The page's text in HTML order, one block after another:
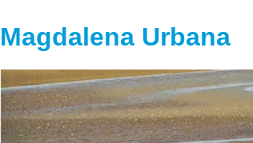
Magdalena Urbana